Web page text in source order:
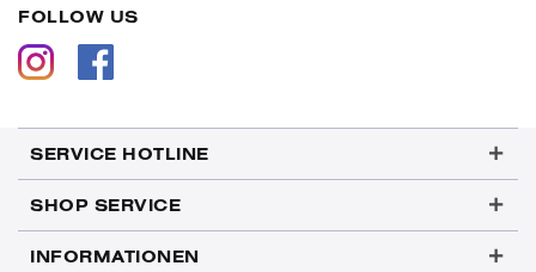
FOLLOW US
SERVICE HOTLINE
SHOP SERVICE
INFORMATIONEN